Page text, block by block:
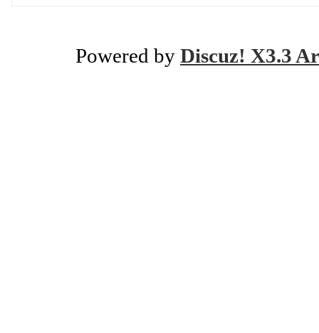
Powered by Discuz! X3.3